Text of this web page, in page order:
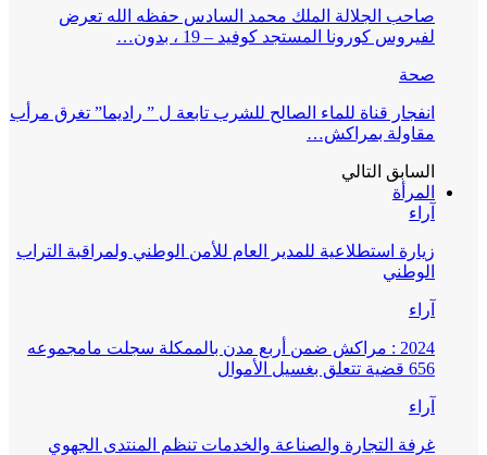
صاحب الجلالة الملك محمد السادس حفظه الله تعرض
لفيروس كورونا المستجد كوفيد – 19 ، بدون…
صحة
انفجار قناة للماء الصالح للشرب تابعة ل ” راديما” تغرق مرأب
مقاولة بمراكش…
السابق التالي
المرأة
آراء
زيارة استطلاعية للمدير العام للأمن الوطني ولمراقبة التراب
الوطني
آراء
2024 : مراكش ضمن أربع مدن بالممكلة سجلت مامجموعه
656 قضية تتعلق بغسيل الأموال
آراء
غرفة التجارة والصناعة والخدمات تنظم المنتدى الجهوي